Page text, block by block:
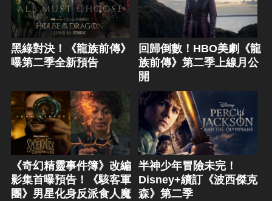
黑綠對決！《龍族前傳》
曝第二季全新預告
回歸倒數！HBO美劇《龍
族前傳》第二季上線月公
開
《奇幻精靈事件簿》改編
影集首曝預告！《駭客軍
團》男星化身反派食人魔
半神少年冒險未完！
Disney+續訂《波西傑克
森》第二季